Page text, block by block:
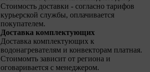
Стоимость доставки - согласно тарифов
курьерской службы, оплачивается
покупателем.
Доставка комплектующих
Доставка комплектующих к
водонагревателям и конвекторам платная.
Стоимомть зависит от региона и
оговаривается с менеджером.